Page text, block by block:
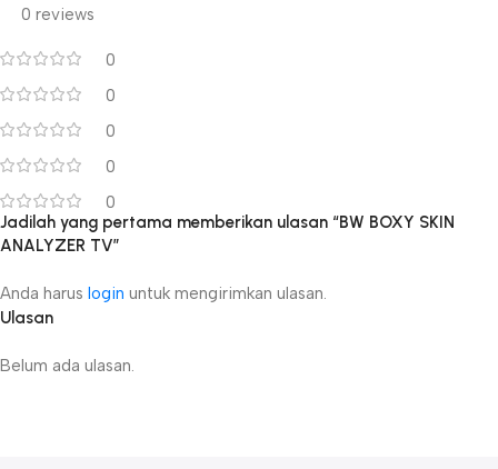
0 reviews
0
0
0
0
0
Ulasan
Belum ada ulasan.
Jadilah yang pertama memberikan ulasan “BW BOXY SKIN
ANALYZER TV”
Anda harus login untuk mengirimkan ulasan.